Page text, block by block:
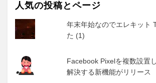
人気の投稿とページ
年末年始なのでエレキット
た (1)
Facebook Pixelを複数設置
解決する新機能がリリース